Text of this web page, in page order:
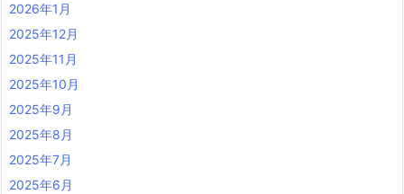
2026年1月
2025年12月
2025年11月
2025年10月
2025年9月
2025年8月
2025年7月
2025年6月